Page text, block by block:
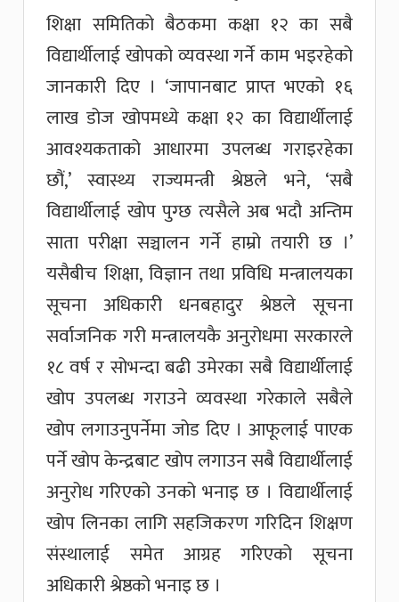
शिक्षा समितिको बैठकमा कक्षा १२ का सबै
विद्यार्थीलाई खोपको व्यवस्था गर्ने काम भइरहेको
जानकारी दिए । ‘जापानबाट प्राप्त भएको १६
लाख डोज खोपमध्ये कक्षा १२ का विद्यार्थीलाई
आवश्यकताको आधारमा उपलब्ध गराइरहेका
छौं,’ स्वास्थ्य राज्यमन्त्री श्रेष्ठले भने, ‘सबै
विद्यार्थीलाई खोप पुग्छ त्यसैले अब भदौ अन्तिम
साता परीक्षा सञ्चालन गर्ने हाम्रो तयारी छ ।’
यसैबीच शिक्षा, विज्ञान तथा प्रविधि मन्त्रालयका
सूचना अधिकारी धनबहादुर श्रेष्ठले सूचना
सर्वाजनिक गरी मन्त्रालयकै अनुरोधमा सरकारले
१८ वर्ष र सोभन्दा बढी उमेरका सबै विद्यार्थीलाई
खोप उपलब्ध गराउने व्यवस्था गरेकाले सबैले
खोप लगाउनुपर्नेमा जोड दिए । आफूलाई पाएक
पर्ने खोप केन्द्रबाट खोप लगाउन सबै विद्यार्थीलाई
अनुरोध गरिएको उनको भनाइ छ । विद्यार्थीलाई
खोप लिनका लागि सहजिकरण गरिदिन शिक्षण
संस्थालाई समेत आग्रह गरिएको सूचना
अधिकारी श्रेष्ठको भनाइ छ ।